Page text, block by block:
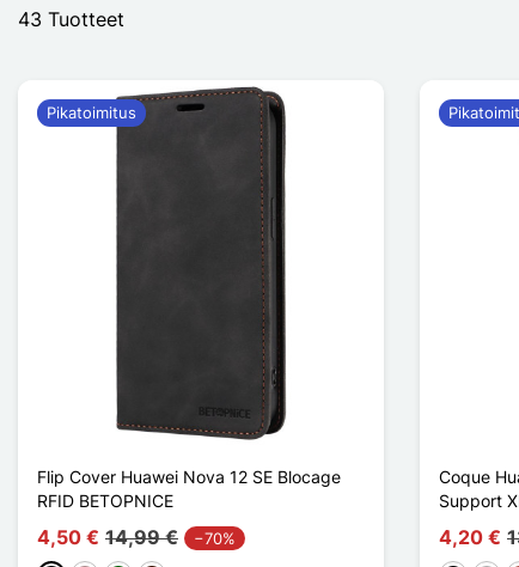
43 Tuotteet
Flip Cover Huawei Nova 12 SE Blocage
RFID BETOPNICE
4,50 € 14,99 € −70%
Pikatoimitus
Coque
Support
4,20 €